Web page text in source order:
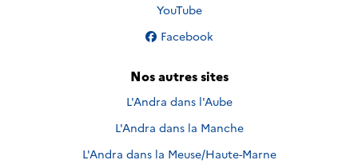
Nous suivre sur
YouTube
Nous suivre sur
Facebook
Nos autres sites
L'Andra dans l'Aube
L'Andra dans la Manche
L'Andra dans la Meuse/Haute-Marne